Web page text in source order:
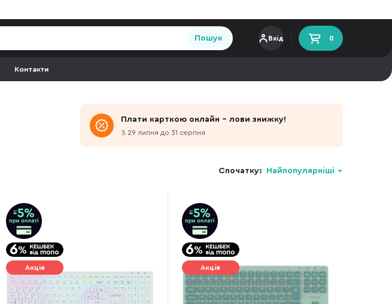
Пошук Вхід 0
Контакти
Плати карткою онлайн - лови знижку!
З 29 липня до 31 серпня
Спочатку: Найпопулярніші
Акція Акція